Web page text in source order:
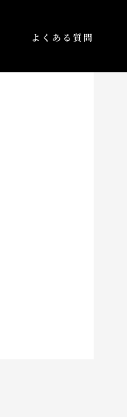
よくある質問